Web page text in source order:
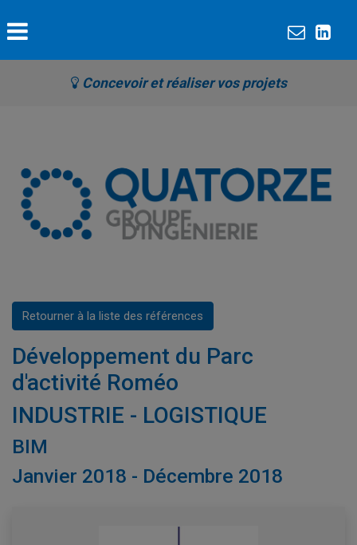
Concevoir et réaliser vos projets
Retourner à la liste des références
Développement du Parc
d'activité Roméo
INDUSTRIE - LOGISTIQUE
BIM
Janvier 2018 - Décembre 2018